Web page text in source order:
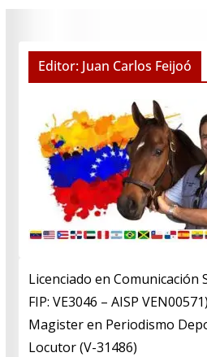
Editor: Juan Carlos Feijoó
Licenciado en Comunicación
FIP: VE3046 – AISP VEN00571)
​Magister en Periodismo
​Locutor (V-31486)